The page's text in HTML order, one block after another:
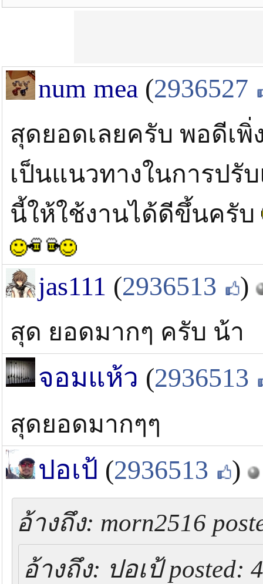
num mea (2936527
สุดยอดเลยครับ พอดีเ
เป็นแนวทางในการป
นี้ให้ใช้งานได้ดีขึ้นครับ
jas111 (2936513 )
สุด ยอดมากๆ ครับ น้า
จอมแห้ว (2936513
สุดยอดมากๆๆ
ปอเป้ (2936513 )
อ้างถึง: morn2516
อ้างถึง: ปอเป้ posted: